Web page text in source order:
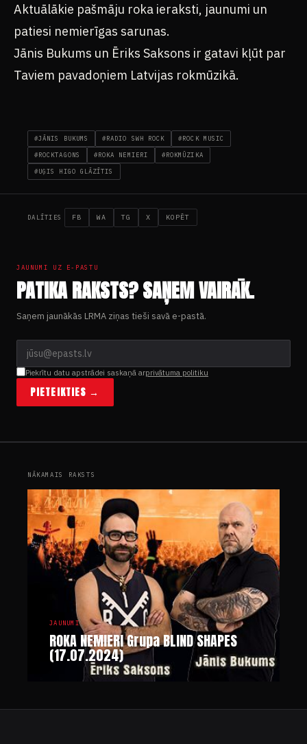
Aktuālākie pašmāju roka ieraksti, jaunumi un
patiesi nemierīgas sarunas.
Jānis Bukums un Ēriks Saksons ir gatavi kļūt par
Taviem pavadoņiem Latvijas rokmūzikā.
#JĀNIS BUKUMS #RADIO SWH ROCK #ROCK MUSIC
#ROCKTAGONS #ROKA NEMIERI #ROKMŪZIKA
#UĢIS HIGO GLĀZĪTIS
DALĪTIES FB WA TG X KOPĒT
JAUNUMI UZ E-PASTU
PATIKA RAKSTS? SAŅEM VAIRĀK.
Saņem jaunākās LRMA ziņas tieši savā e-pastā.
Piekrītu datu apstrādei saskaņā arprivātuma politiku
PIETEIKTIES →
NĀKAMAIS RAKSTS
JAUNUMI
ROKA NEMIERI Grupa BLIND SHAPES
(17.07.2024)